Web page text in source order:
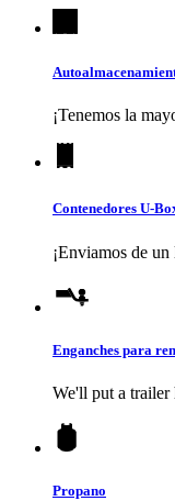
¡Tenemos la
Contenedores U-
¡Enviamos de
Enganches para
We'll put a
Propano